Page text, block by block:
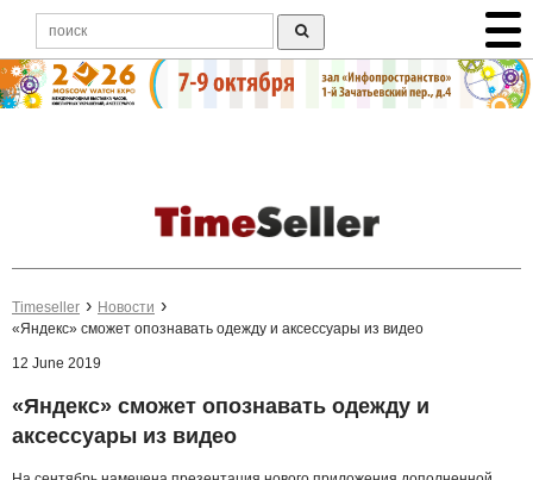
Timeseller
Новости
«Яндекс» сможет опознавать одежду и аксессуары из видео
12 June 2019
«Яндекс» сможет опознавать одежду и
аксессуары из видео